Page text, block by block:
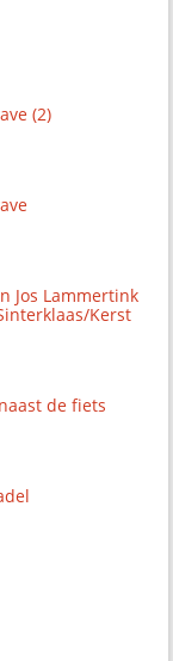
(2)
Jos Lammertink
Kerst
de fiets